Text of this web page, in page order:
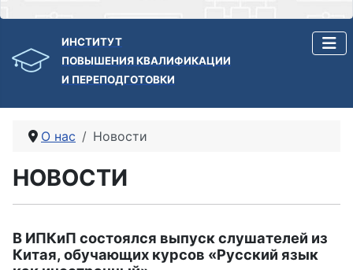
ИНСТИТУТ
ПОВЫШЕНИЯ КВАЛИФИКАЦИИ
И ПЕРЕПОДГОТОВКИ
О нас Новости
НОВОСТИ
В ИПКиП состоялся выпуск слушателей из
Китая, обучающих курсов «Русский язык